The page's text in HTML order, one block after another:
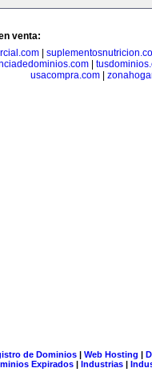
venta:
|
|
usacompra.com
de Dominios| Web Hosting |
Expirados | Industrias |